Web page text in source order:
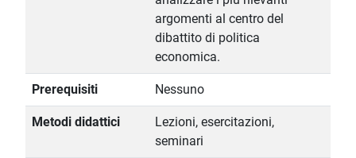
argomenti al centro del
dibattito di politica
economica.
Prerequisiti Nessuno
Metodi didattici
Lezioni, esercitazioni,
seminari